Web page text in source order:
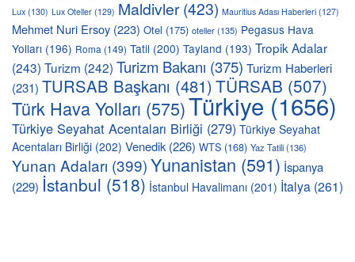
Lux (130) Lux Oteller (129) Maldivler(423) Mauritius Adası Haberleri (127)
Mehmet Nuri Ersoy (223) Otel (175) oteller(135) Pegasus Hava
Yolları (196) Roma (149) Tatil (200) Tayland (193) Tropik Adalar
(243) Turizm (242) Turizm Bakanı (375) Turizm Haberleri
(231) TURSAB Başkanı (481)TÜRSAB (507)
Türk Hava Yolları (575)Türkiye (1656)
Türkiye Seyahat Acentaları Birliği (279) Türkiye Seyahat
Acentaları Birliği (202) Venedik(226) WTS (168) Yaz Tatili(136)
Yunan Adaları (399)Yunanistan (591) İspanya
(229) İstanbul (518) İstanbul Havalimanı (201) İtalya (261)